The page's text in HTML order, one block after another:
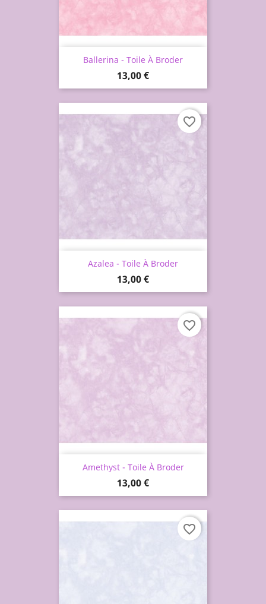
Ballerina - Toile À Broder
Prix
13,00 €
Azalea - Toile À Broder
Prix
13,00 €
favorite_border
Amethyst - Toile À Broder
Prix
13,00 €
favorite_border
favorite_border